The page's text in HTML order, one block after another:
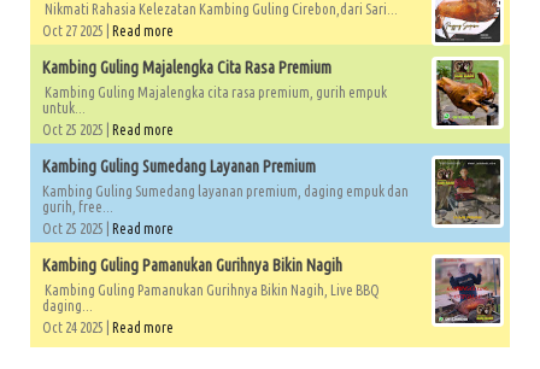
Nikmati Rahasia Kelezatan Kambing Guling Cirebon,dari Sari...
Oct 27 2025 | Read more
Kambing Guling Majalengka Cita Rasa Premium
Kambing Guling Majalengka cita rasa premium, gurih empuk
untuk...
Oct 25 2025 | Read more
Kambing Guling Sumedang Layanan Premium
Kambing Guling Sumedang layanan premium, daging empuk dan
gurih, free...
Oct 25 2025 | Read more
Kambing Guling Pamanukan Gurihnya Bikin Nagih
Kambing Guling Pamanukan Gurihnya Bikin Nagih, Live BBQ
daging...
Oct 24 2025 | Read more